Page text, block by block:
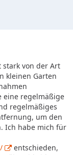
stark von der Art
kleinen Garten
eine regelmäßige
regelmäßiges
um den
Ich habe mich für
entschieden,